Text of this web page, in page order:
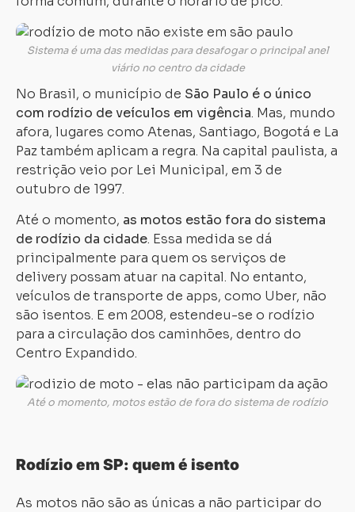
Sistema é uma das medidas para desafogar o principal anel
viário no centro da cidade
No Brasil, o município de São Paulo é o único
com rodízio de veículos em vigência. Mas, mundo
afora, lugares como Atenas, Santiago, Bogotá e La
Paz também aplicam a regra. Na capital paulista, a
restrição veio por Lei Municipal, em 3 de
outubro de 1997.
Até o momento, as motos estão fora do sistema
de rodízio da cidade. Essa medida se dá
principalmente para quem os serviços de
delivery possam atuar na capital. No entanto,
veículos de transporte de apps, como Uber, não
são isentos. E em 2008, estendeu-se o rodízio
para a circulação dos caminhões, dentro do
Centro Expandido.
Até o momento, motos estão de fora do sistema de rodízio
Rodízio em SP: quem é isento
As motos não são as únicas a não participar do